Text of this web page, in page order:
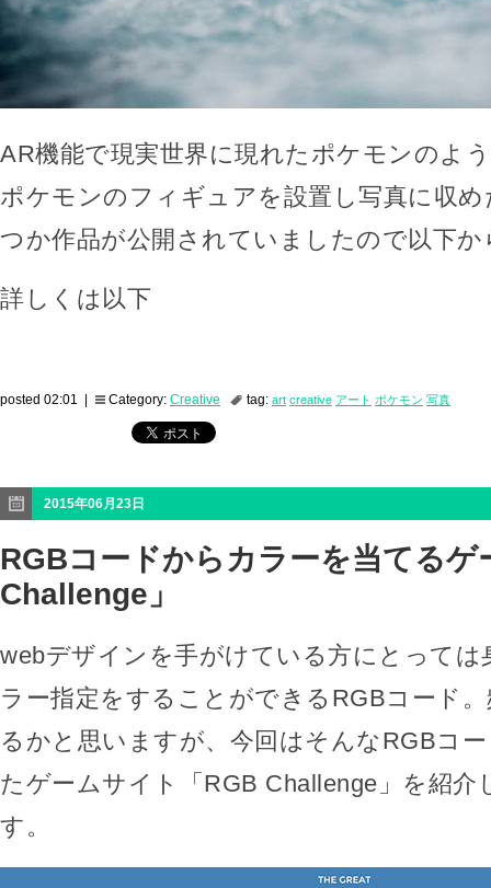
AR機能で現実世界に現れたポケモンのよ
ポケモンのフィギュアを設置し写真に収
つか作品が公開されていましたので以下
詳しくは以下
posted 02:01 | Category: Creative tag: art creative アート ポケモン 写真
2015年06月23日
RGBコードからカラーを当てるゲ
Challenge」
webデザインを手がけている方にとっては
ラー指定をすることができるRGBコード
るかと思いますが、今回はそんなRGBコ
たゲームサイト「RGB Challenge」を紹介
す。